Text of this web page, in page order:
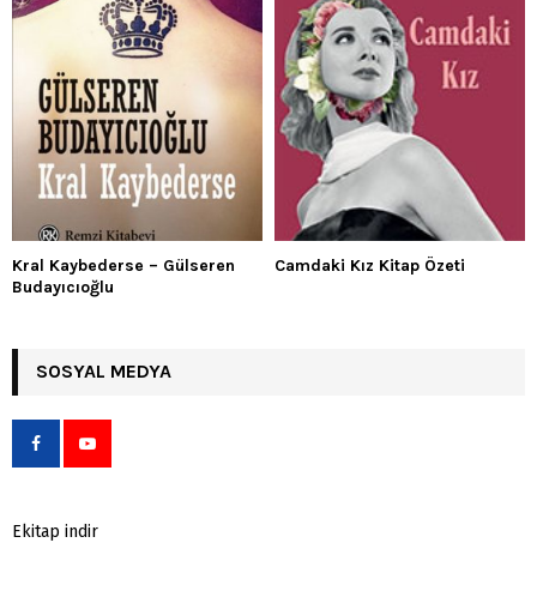
Kral Kaybederse – Gülseren
Budayıcıoğlu
Camdaki Kız Kitap Özeti
SOSYAL MEDYA
Ekitap indir